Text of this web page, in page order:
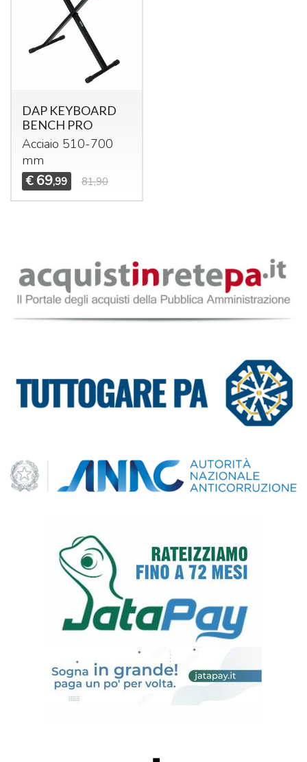
DAP KEYBOARD
BENCH PRO
Acciaio 510-700
mm
€ 69,99 81,90